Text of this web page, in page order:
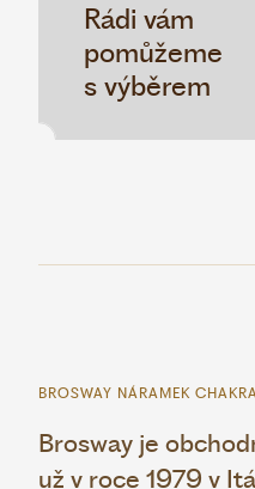
Rádi vám
pomůžeme
s výběrem
BROSWAY NÁRAMEK
Brosway je
už v roce 1979 v